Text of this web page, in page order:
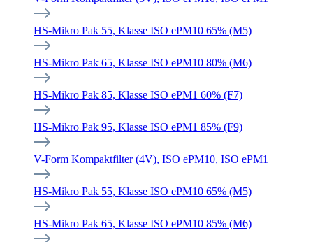
HS-Mikro Pak 55, Klasse ISO ePM10 65% (M5)
HS-Mikro Pak 65, Klasse ISO ePM10 80% (M6)
HS-Mikro Pak 85, Klasse ISO ePM1 60% (F7)
HS-Mikro Pak 95, Klasse ISO ePM1 85% (F9)
V-Form Kompaktfilter (4V), ISO ePM10, ISO ePM1
HS-Mikro Pak 55, Klasse ISO ePM10 65% (M5)
HS-Mikro Pak 65, Klasse ISO ePM10 85% (M6)